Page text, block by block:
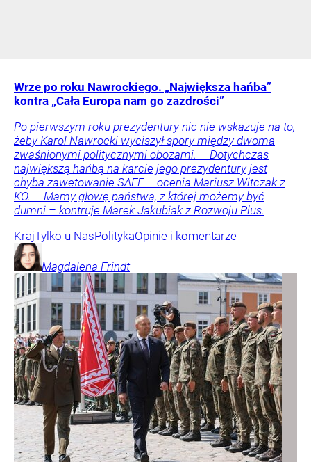
Wrze po roku Nawrockiego. „Największa hańba”
kontra „Cała Europa nam go zazdrości”
Po pierwszym roku prezydentury nic nie wskazuje na to,
żeby Karol Nawrocki wyciszył spory między dwoma
zwaśnionymi politycznymi obozami. – Dotychczas
największą hańbą na karcie jego prezydentury jest
chyba zawetowanie SAFE – ocenia Mariusz Witczak z
KO. – Mamy głowę państwa, z której możemy być
dumni – kontruje Marek Jakubiak z Rozwoju Plus.
KrajTylko u NasPolitykaOpinie i komentarze
Magdalena Frindt